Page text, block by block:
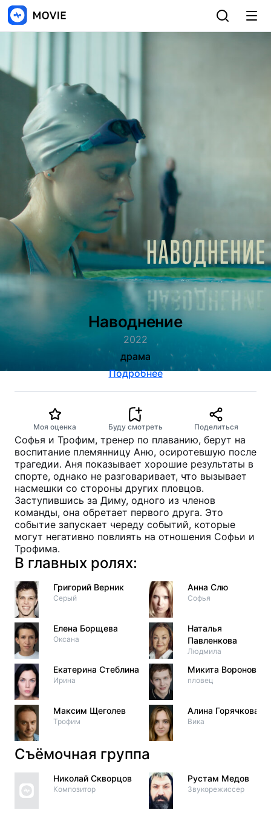
Наводнение
2022
драма
Подробнее
Моя оценка Буду смотреть Поделиться
Софья и Трофим, тренер по плаванию, берут на
воспитание племянницу Аню, осиротевшую после
трагедии. Аня показывает хорошие результаты в
спорте, однако не разговаривает, что вызывает
насмешки со стороны других пловцов.
Заступившись за Диму, одного из членов
команды, она обретает первого друга. Это
событие запускает череду событий, которые
могут негативно повлиять на отношения Софьи и
Трофима.
В главных ролях:
Григорий Верник
Серый
Елена Борщева
Оксана
Екатерина Стеблина
Ирина
Максим Щеголев
Трофим
Анна Слю
Софья
Наталья
Павленкова
Людмила
Микита Воронов
пловец
Алина Горячкова
Вика
Съёмочная группа
Николай Скворцов
Композитор
Рустам Медов
Звукорежиссер